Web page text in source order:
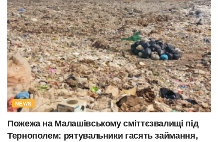
NEWS
Пожежа на Малашівському сміттєзвалищі під
Тернополем: рятувальники гасять займання,